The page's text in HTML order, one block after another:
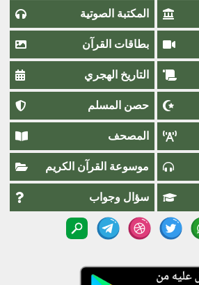
المكتبة الصوتية
بطاقات القرآن
التاريخ الهجري
حصن المسلم
المصحف
موسوعة القرآن الكريم
سؤال وجواب